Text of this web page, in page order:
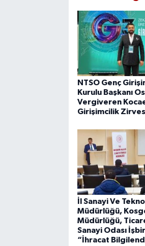
NTSO Genç
Kurulu Başkanı
Vergiveren
Girişimcilik
İl Sanayi Ve
Müdürlüğü,
Müdürlüğü,
Sanayi Odası
“İhracat